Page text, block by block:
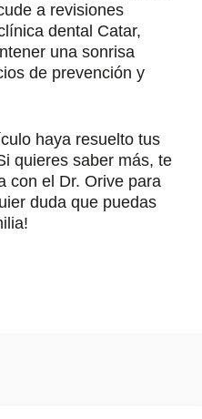
a revisiones
dental Catar,
una sonrisa
de prevención y
haya resuelto tus
quieres saber más, te
con el Dr. Orive para
duda que puedas